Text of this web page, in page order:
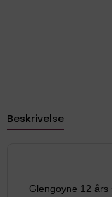
Beskrivelse
Glengoyne 12